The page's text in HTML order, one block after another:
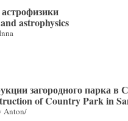
astrophysics
загородного парка в
of Country Park in
Anton/